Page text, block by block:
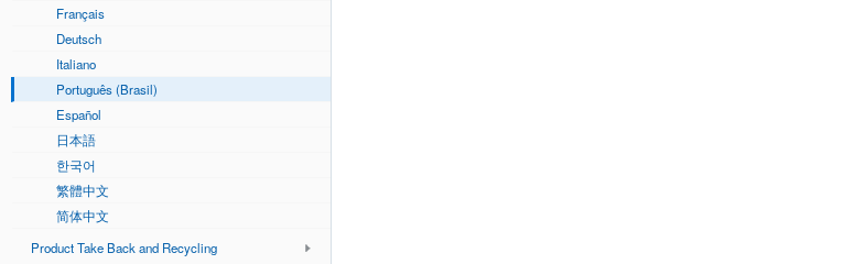
Français
Deutsch
Italiano
Português (Brasil)
Español
日本語
한국어
繁體中文
简体中文
Product Take Back and Recycling